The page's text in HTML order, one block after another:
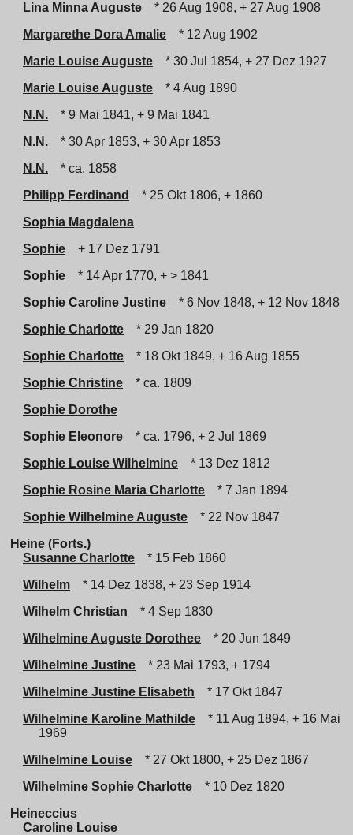
Lina Minna Auguste
* 26 Aug 1908, + 27 Aug 1908
Margarethe Dora Amalie
* 12 Aug 1902
Marie Louise Auguste
* 30 Jul 1854, + 27 Dez 1927
Marie Louise Auguste
* 4 Aug 1890
N.N.
* 9 Mai 1841, + 9 Mai 1841
N.N.
* 30 Apr 1853, + 30 Apr 1853
N.N.
* ca. 1858
Philipp Ferdinand
* 25 Okt 1806, + 1860
Sophia Magdalena
Sophie
+ 17 Dez 1791
Sophie
* 14 Apr 1770, + > 1841
Sophie Caroline Justine
* 6 Nov 1848, + 12 Nov 1848
Sophie Charlotte
* 29 Jan 1820
Sophie Charlotte
* 18 Okt 1849, + 16 Aug 1855
Sophie Christine
* ca. 1809
Sophie Dorothe
Sophie Eleonore
* ca. 1796, + 2 Jul 1869
Sophie Louise Wilhelmine
* 13 Dez 1812
Sophie Rosine Maria Charlotte
* 7 Jan 1894
Sophie Wilhelmine Auguste
* 22 Nov 1847
Heine (Forts.)
Susanne Charlotte
* 15 Feb 1860
Wilhelm
* 14 Dez 1838, + 23 Sep 1914
Wilhelm Christian
* 4 Sep 1830
Wilhelmine Auguste Dorothee
* 20 Jun 1849
Wilhelmine Justine
* 23 Mai 1793, + 1794
Wilhelmine Justine Elisabeth
* 17 Okt 1847
Wilhelmine Karoline Mathilde
* 11 Aug 1894, + 16 Mai
1969
Wilhelmine Louise
* 27 Okt 1800, + 25 Dez 1867
Wilhelmine Sophie Charlotte
* 10 Dez 1820
Heineccius
Caroline Louise